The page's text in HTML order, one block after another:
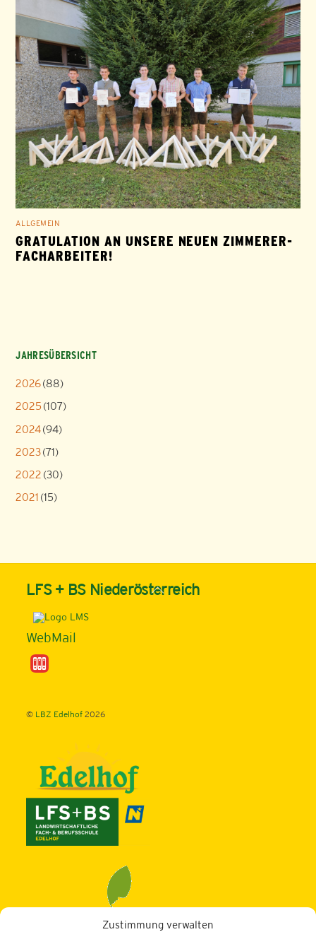
Zustimmung verwalten
ALLGEMEIN
GRATULATION AN UNSERE NEUEN ZIMMERER-
FACHARBEITER!
JAHRESÜBERSICHT
2026(88)
2025 (107)
2024(94)
2023(71)
2022 (30)
2021 (15)
Back
LFS + BS Niederösterreich
WebMail
© LBZ Edelhof2026